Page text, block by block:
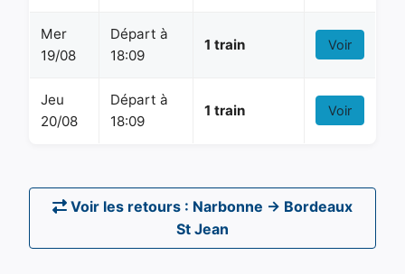
Mer
19/08
Départ à
18:09
1 train Voir
Jeu
20/08
Départ à
18:09
1 train Voir
Voir les retours : Narbonne → Bordeaux
St Jean